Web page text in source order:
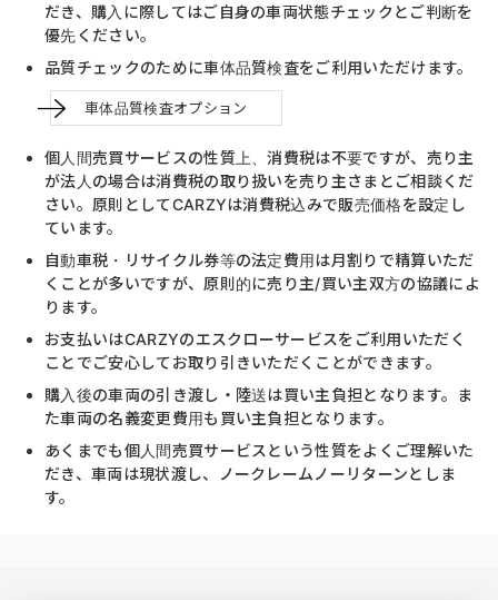
だき、購入に際してはご自身の車両状態チェックとご判断を
優先ください。
品質チェックのために車体品質検査をご利用いただけます。
車体品質検査オプション
個人間売買サービスの性質上、消費税は不要ですが、売り主
が法人の場合は消費税の取り扱いを売り主さまとご相談くだ
さい。原則としてCARZYは消費税込みで販売価格を設定し
ています。
自動車税・リサイクル券等の法定費用は月割りで精算いただ
くことが多いですが、原則的に売り主/買い主双方の協議によ
ります。
お支払いはCARZYのエスクローサービスをご利用いただく
ことでご安心してお取り引きいただくことができます。
購入後の車両の引き渡し・陸送は買い主負担となります。ま
た車両の名義変更費用も買い主負担となります。
あくまでも個人間売買サービスという性質をよくご理解いた
だき、車両は現状渡し、ノークレームノーリターンとしま
す。